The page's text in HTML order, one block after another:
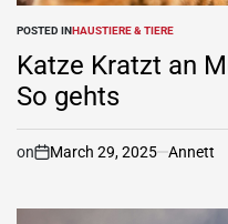
POSTED INHAUSTIERE & TIERE
Katze Kratzt an
So gehts
on March 29, 2025 Annett